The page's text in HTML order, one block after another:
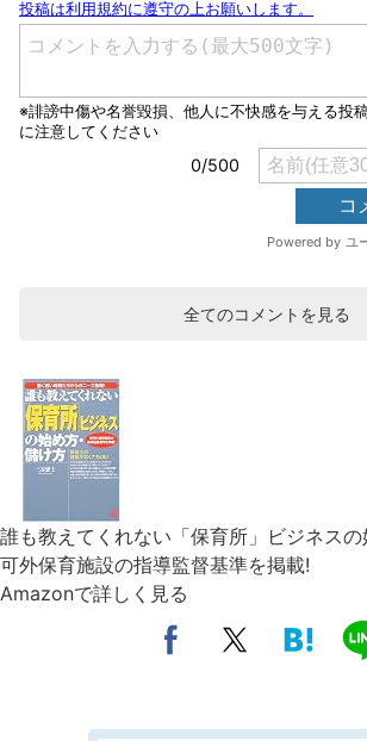
全てのコメントを見る
誰も教えてくれない「保育所」ビジネス
可外保育施設の指導監督基準を掲載!
Amazonで詳しく見る